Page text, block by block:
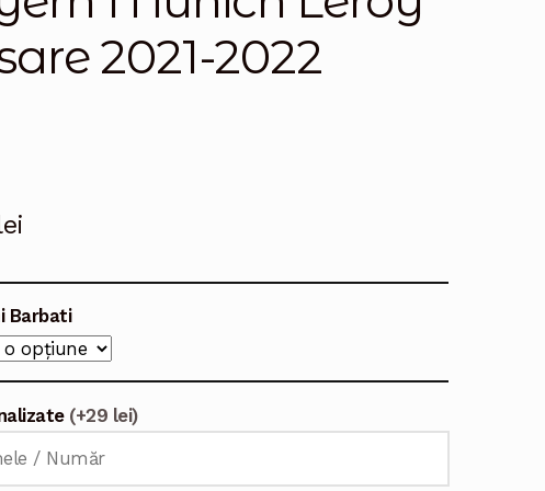
2021-2022
Barbati
(+29 lei)